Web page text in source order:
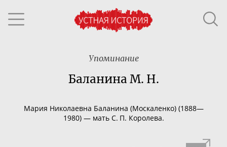
Упоминание
Баланина М. Н.
Мария Николаевна Баланина (Москаленко) (1888—
1980) — мать С. П. Королева.